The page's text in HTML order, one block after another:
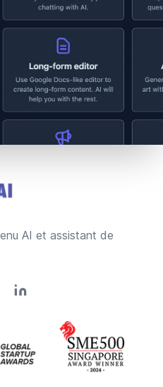
AI et assistant de